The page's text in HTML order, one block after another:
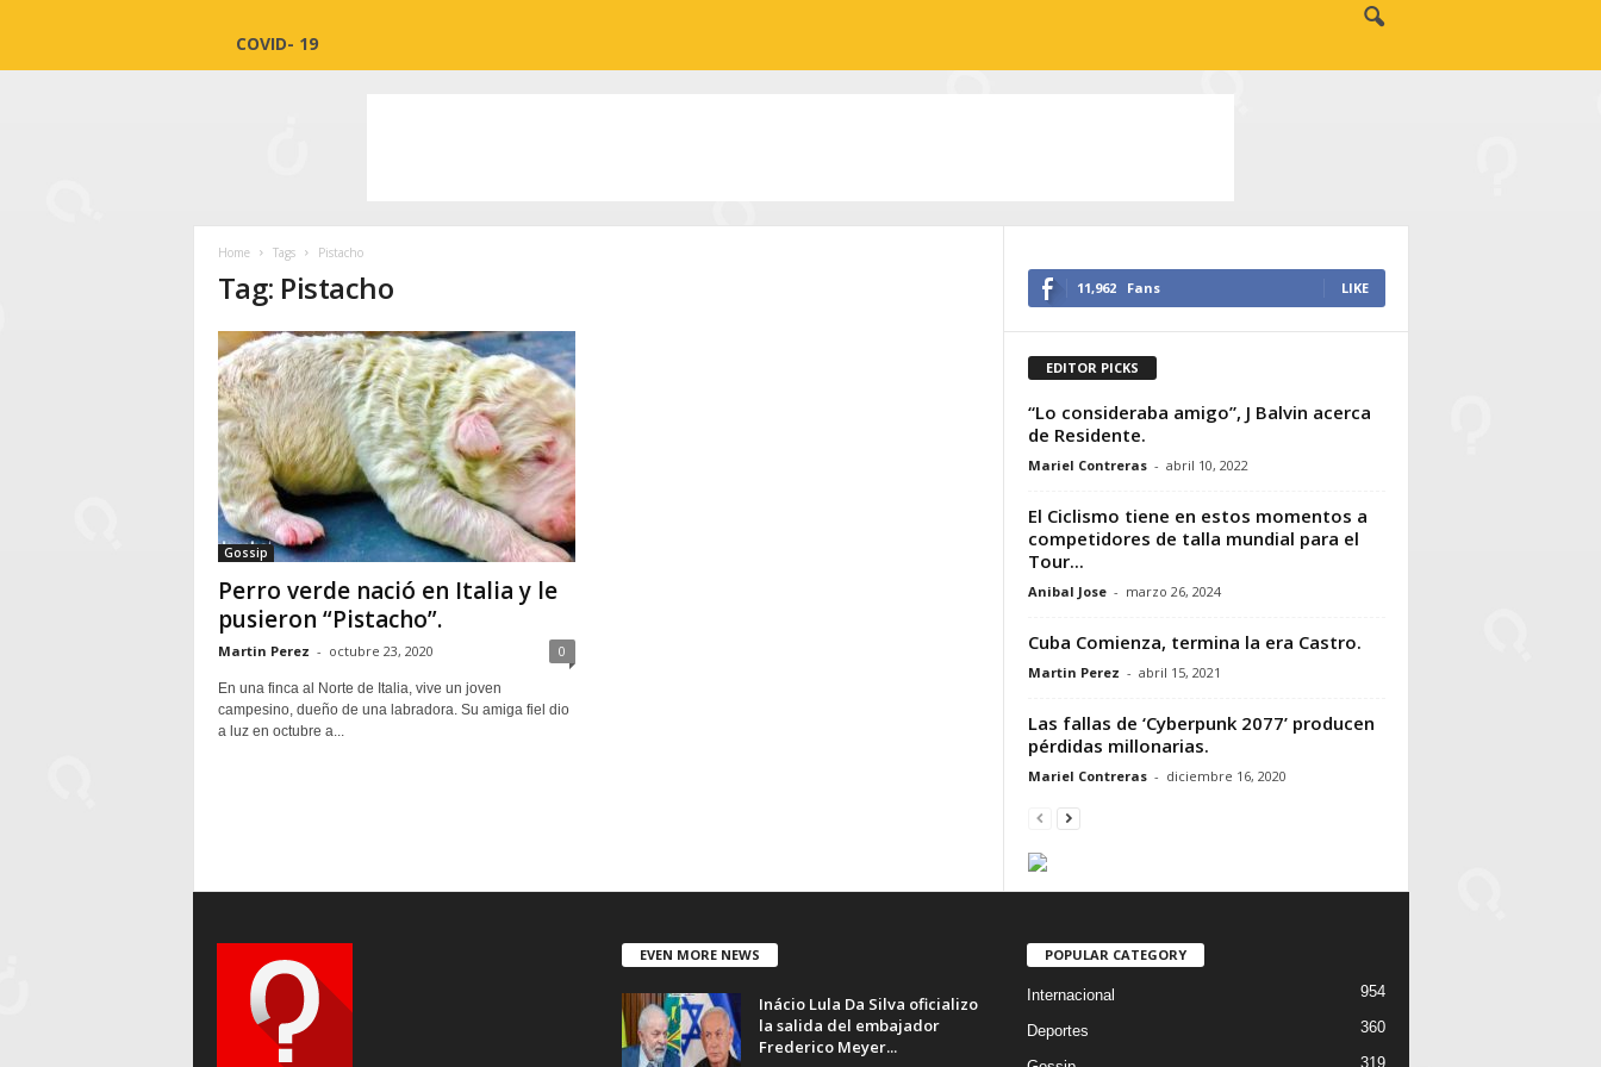
COVID- 19
Home Tags Pistacho
Tag: Pistacho
Gossip
Perro verde nació en Italia y le
pusieron “Pistacho”.
Martin Perez - octubre 23, 2020 0
En una finca al Norte de Italia, vive un joven
campesino, dueño de una labradora. Su amiga fiel dio
a luz en octubre a...
11,962 Fans LIKE
EDITOR PICKS
“Lo consideraba amigo”, J Balvin acerca
de Residente.
Mariel Contreras - abril 10, 2022
El Ciclismo tiene en estos momentos a
competidores de talla mundial para el
Tour...
Anibal Jose - marzo 26, 2024
Cuba Comienza, termina la era Castro.
Martin Perez - abril 15, 2021
Las fallas de ‘Cyberpunk 2077’ producen
pérdidas millonarias.
Mariel Contreras - diciembre 16, 2020
EVEN MORE NEWS
Inácio Lula Da Silva oficializo
la salida del embajador
Frederico Meyer...
POPULAR CATEGORY
Internacional 954
Deportes 360
319